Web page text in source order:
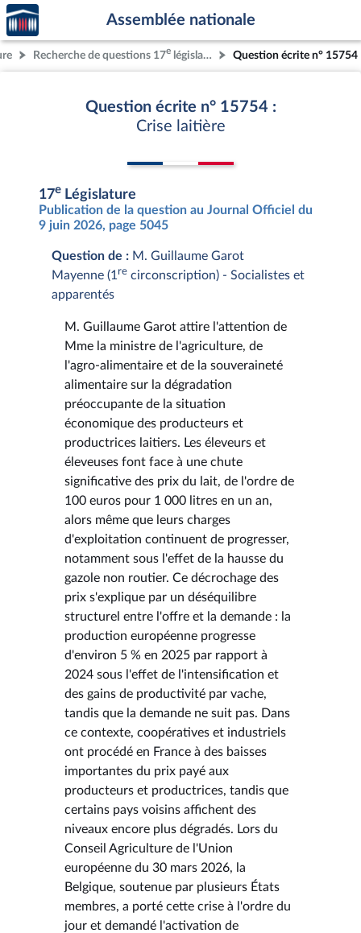
Aller au contenu
Aller en bas de la page
Accèder
à la
page
d'accueil
Assemblée nationale
Recherche de questions 17e législature Question écrite n° 15754
Question écrite n° 15754 :
Crise laitière
17e Législature
Publication de la question au Journal Officiel du
9 juin 2026, page 5045
Question de : M. Guillaume Garot
Mayenne (1 re circonscription) - Socialistes et
apparentés
M. Guillaume Garot attire l'attention de
Mme la ministre de l'agriculture, de
l'agro-alimentaire et de la souveraineté
alimentaire sur la dégradation
préoccupante de la situation
économique des producteurs et
productrices laitiers. Les éleveurs et
éleveuses font face à une chute
significative des prix du lait, de l'ordre de
100 euros pour 1 000 litres en un an,
alors même que leurs charges
d'exploitation continuent de progresser,
notamment sous l'effet de la hausse du
gazole non routier. Ce décrochage des
prix s'explique par un déséquilibre
structurel entre l'offre et la demande : la
production européenne progresse
d'environ 5 % en 2025 par rapport à
2024 sous l'effet de l'intensification et
des gains de productivité par vache,
tandis que la demande ne suit pas. Dans
ce contexte, coopératives et industriels
ont procédé en France à des baisses
importantes du prix payé aux
producteurs et productrices, tandis que
certains pays voisins affichent des
niveaux encore plus dégradés. Lors du
Conseil Agriculture de l'Union
européenne du 30 mars 2026, la
Belgique, soutenue par plusieurs États
membres, a porté cette crise à l'ordre du
jour et demandé l'activation de